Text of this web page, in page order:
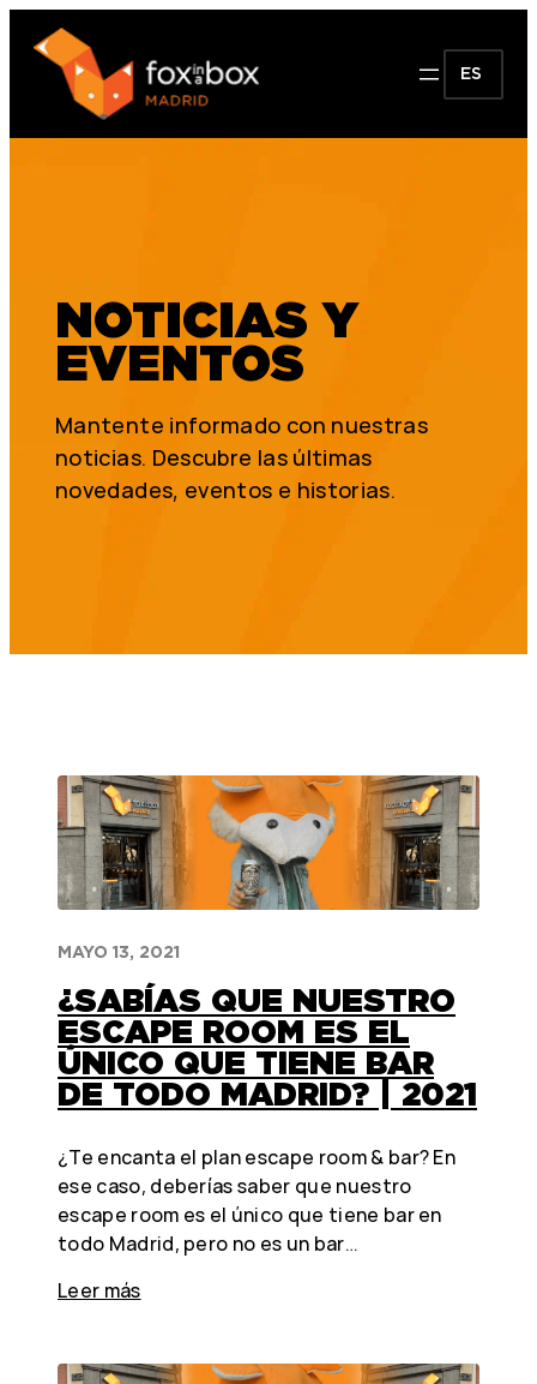
ES
NOTICIAS Y
EVENTOS
Mantente informado con nuestras
noticias. Descubre las últimas
novedades, eventos e historias.
MAYO 13, 2021
¿SABÍAS QUE NUESTRO
ESCAPE ROOM ES EL
ÚNICO QUE TIENE BAR
DE TODO MADRID? | 2021
¿Te encanta el plan escape room & bar? En
ese caso, deberías saber que nuestro
escape room es el único que tiene bar en
todo Madrid, pero no es un bar…
Leer más